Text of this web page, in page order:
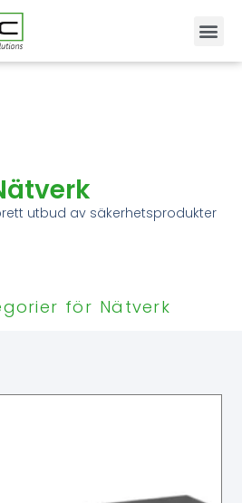
utbud av säkerhetsprodukter
för Nätverk